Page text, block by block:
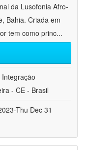
da Lusofonia Afro-
Bahia. Criada em
tem como princ...
- CE - Brasil
Thu Dec 31